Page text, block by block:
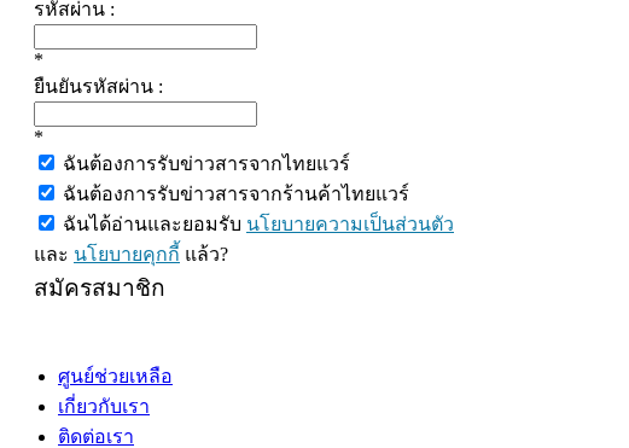
รหัสผ่าน :
*
ยืนยันรหัสผ่าน :
*
ฉันต้องการรับข่าวสารจากไทยแวร์
ฉันต้องการรับข่าวสารจากร้านค้าไทยแวร์
ฉันได้อ่านและยอมรับ นโยบายความเป็นส่วนตัว
และ นโยบายคุกกี้ แล้ว?
สมัครสมาชิก
ศูนย์ช่วยเหลือ
เกี่ยวกับเรา
ติดต่อเรา